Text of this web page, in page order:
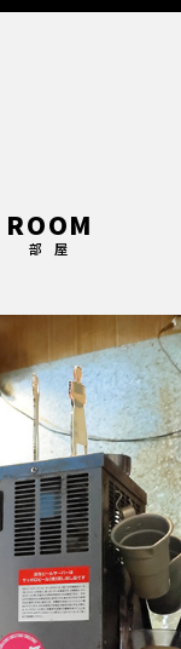
ROOM
部 屋